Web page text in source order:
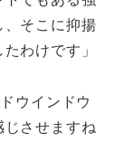
そこに抑揚
わけです」
ウインドウ
させますね